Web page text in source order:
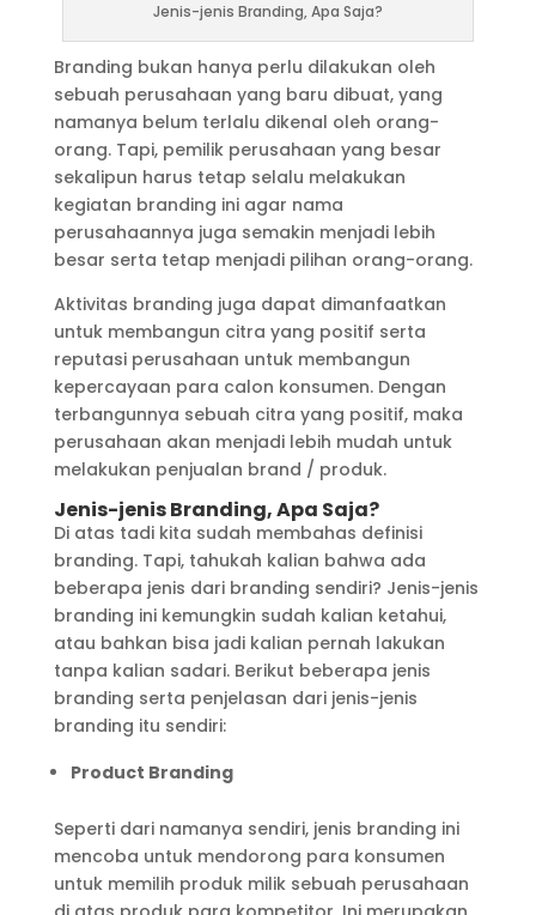
Jenis-jenis Branding, Apa Saja?
Branding bukan hanya perlu dilakukan oleh
sebuah perusahaan yang baru dibuat, yang
namanya belum terlalu dikenal oleh orang-
orang. Tapi, pemilik perusahaan yang besar
sekalipun harus tetap selalu melakukan
kegiatan branding ini agar nama
perusahaannya juga semakin menjadi lebih
besar serta tetap menjadi pilihan orang-orang.
Aktivitas branding juga dapat dimanfaatkan
untuk membangun citra yang positif serta
reputasi perusahaan untuk membangun
kepercayaan para calon konsumen. Dengan
terbangunnya sebuah citra yang positif, maka
perusahaan akan menjadi lebih mudah untuk
melakukan penjualan brand / produk.
Jenis-jenis Branding, Apa Saja?
Di atas tadi kita sudah membahas definisi
branding. Tapi, tahukah kalian bahwa ada
beberapa jenis dari branding sendiri? Jenis-jenis
branding ini kemungkin sudah kalian ketahui,
atau bahkan bisa jadi kalian pernah lakukan
tanpa kalian sadari. Berikut beberapa jenis
branding serta penjelasan dari jenis-jenis
branding itu sendiri:
Product Branding
Seperti dari namanya sendiri, jenis branding ini
mencoba untuk mendorong para konsumen
untuk memilih produk milik sebuah perusahaan